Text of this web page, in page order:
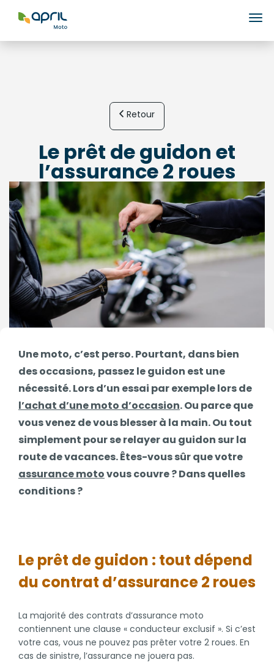
Retour
Le prêt de guidon et
l’assurance 2 roues
Une moto, c’est perso. Pourtant, dans bien
des occasions, passez le guidon est une
nécessité. Lors d’un essai par exemple lors de
l’achat d’une moto d’occasion. Ou parce que
vous venez de vous blesser à la main. Ou tout
simplement pour se relayer au guidon sur la
route de vacances. Êtes-vous sûr que votre
assurance motovous couvre ? Dans quelles
conditions ?
Le prêt de guidon : tout dépend
du contrat d’assurance 2 roues
La majorité des contrats d’assurance moto
contiennent une clause « conducteur exclusif ». Si c’est
votre cas, vous ne pouvez pas prêter votre 2 roues. En
cas de sinistre, l’assurance ne jouera pas.